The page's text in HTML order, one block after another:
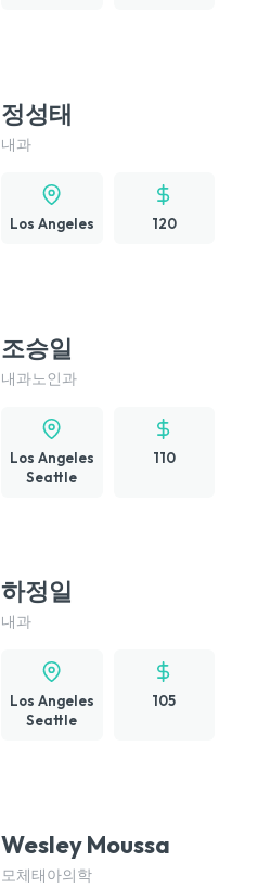
정성태
내과
Los Angeles 120
조승일
내과노인과
Los Angeles
Seattle
110
하정일
내과
Los Angeles
Seattle
105
Wesley Moussa
모체태아의학